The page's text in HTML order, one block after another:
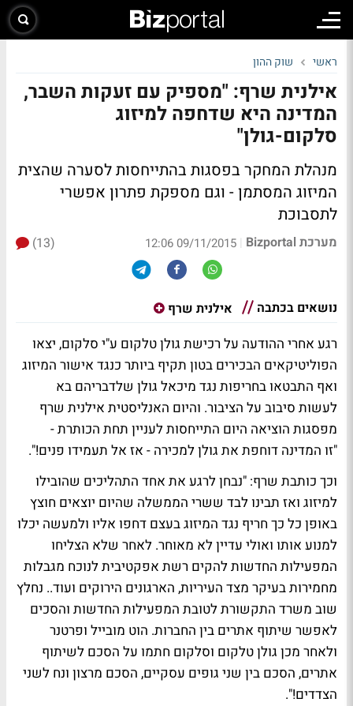
ראשי שוק ההון
אילנית שרף: "מספיק עם זעקות השבר,
המדינה היא שדחפה למיזוג
סלקום-גולן"
מנהלת המחקר בפסגות בהתייחסות לסערה שהצית
המיזוג המסתמן - וגם מספקת פתרון אפשרי
לתסבוכת
מערכת Bizportal |
09/11/2015 12:06
(13)
נושאים בכתבה אילנית שרף
רגע אחרי ההודעה על רכישת גולן טלקום ע"י סלקום, יצאו
הפוליטיקאים הבכירים בטון תקיף ביותר כנגד אישור המיזוג
ואף התבטאו בחריפות נגד מיכאל גולן שלדבריהם בא
לעשות סיבוב על הציבור. והיום האנליסטית אילנית שרף
מפסגות הוציאה היום התייחסות לעניין תחת הכותרת -
"זו המדינה דוחפת את גולן למכירה - אז אל תעמידו פנים!".
וכך כותבת שרף: "נבחן לרגע את אחד התהליכים שהובילו
למיזוג ואז תבינו לבד ששרי הממשלה שהיום יוצאים חוצץ
באופן כל כך חריף נגד המיזוג בעצם דחפו אליו ולמעשה יכלו
למנוע אותו ואולי עדיין לא מאוחר. לאחר שלא הצליחו
המפעילות החדשות להקים רשת אפקטיבית לנוכח מגבלות
מחמירות בעיקר מצד העיריות, הארגונים הירוקים ועוד.. נחלץ
שוב משרד התקשורת לטובת המפעילות החדשות והסכים
לאפשר שיתוף אתרים בין החברות. הוט מובייל ופרטנר
ולאחר מכן גולן טלקום וסלקום חתמו על הסכם לשיתוף
אתרים, הסכם בין שני גופים עסקיים, הסכם מרצון ונח לשני
הצדדים!".